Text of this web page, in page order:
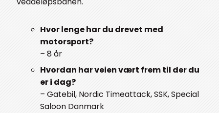
Hvor lenge har du drevet med
motorsport?
– 8 år
Hvordan har veien vært frem til der du
er i dag?
– Gatebil, Nordic Timeattack, SSK, Special
Saloon Danmark